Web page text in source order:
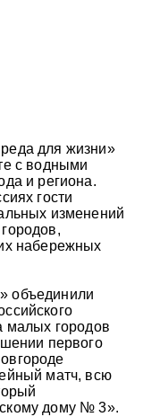
для жизни»
с водными
и региона.
гости
изменений
набережных
объединили
малых городов
первого
матч, всю
дому № 3».